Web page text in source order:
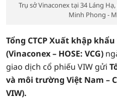
Trụ sở Vinaconex tại 34 Láng
Minh Phong -
Tổng CTCP Xuất khập
(Vinaconex – HOSE: VCG)
giao dịch cổ phiếu VIW gửi
và môi trường Việt Nam –
VIW).